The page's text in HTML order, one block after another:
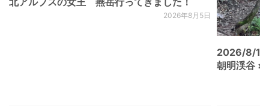
2026年8月5日
2026/8/
朝明渓谷 ×